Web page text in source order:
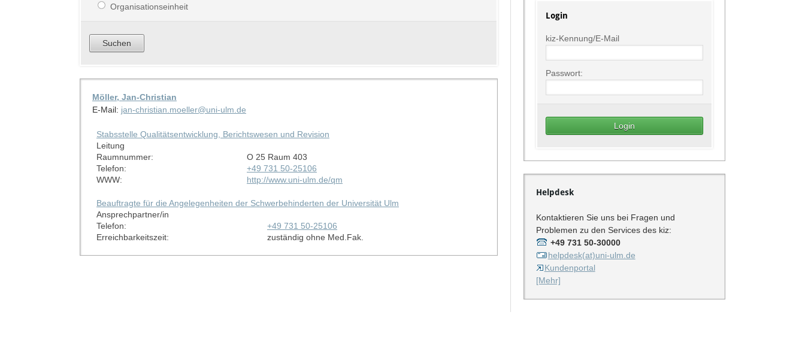
Organisationseinheit
Möller, Jan-Christian
E-Mail: jan-christian.moeller@uni-ulm.de
Stabsstelle Qualitätsentwicklung, Berichtswesen und Revision
Leitung
Raumnummer:
O 25 Raum 403
Telefon:
+49 731 50-25106
WWW:
http://www.uni-ulm.de/qm
Beauftragte für die Angelegenheiten der Schwerbehinderten der Universität Ulm
Ansprechpartner/in
Telefon:
+49 731 50-25106
Erreichbarkeitszeit:
zuständig ohne Med.Fak.
Login
kiz-Kennung/E-Mail
Passwort:
Helpdesk
Kontaktieren Sie uns bei Fragen und
Problemen zu den Services des kiz:
+49 731 50-30000
helpdesk(at)uni-ulm.de
Kundenportal
[Mehr]